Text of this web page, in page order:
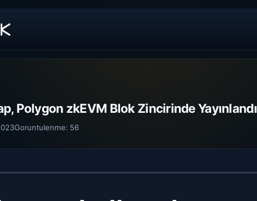
Polygon zkEVM Blok Zincirinde Yayınlandı
Goruntulenme: 56